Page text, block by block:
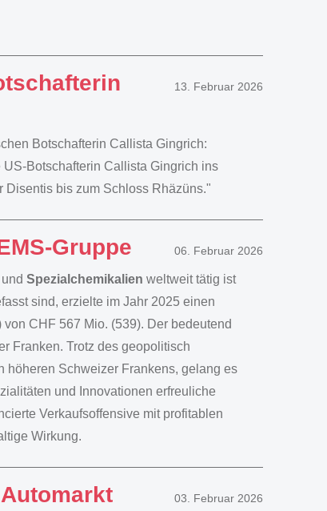
13. Februar 2026
Botschafterin Callista Gingrich:
Botschafterin Callista Gingrich ins
Disentis bis zum Schloss Rhäzüns."
Gruppe 06. Februar 2026
und Spezialchemikalien weltweit tätig ist
sind, erzielte im Jahr 2025 einen
von CHF 567 Mio. (539). Der bedeutend
Franken. Trotz des geopolitisch
höheren Schweizer Frankens, gelang es
und Innovationen erfreuliche
Verkaufsoffensive mit profitablen
Wirkung.
03. Februar 2026